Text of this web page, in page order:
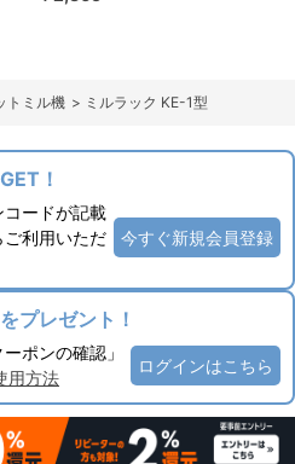
トミル機 > ミルラック KE-1型
！
ードが記載
利用いただ
今すぐ新規会員登録
プレゼント！
ポンの確認」
用方法
ログインはこちら